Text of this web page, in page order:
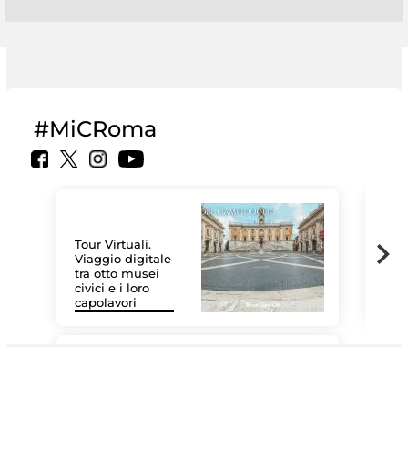
#MiCRoma
Tour Virtuali.
Viaggio digitale
tra otto musei
civici e i loro
capolavori